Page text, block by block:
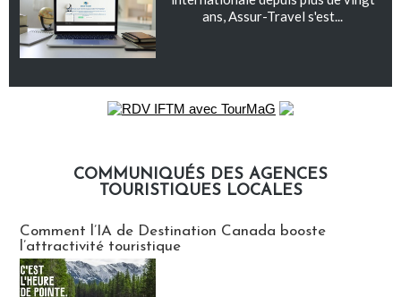
ans, Assur-Travel s'est...
COMMUNIQUÉS DES AGENCES
TOURISTIQUES LOCALES
Comment l’IA de Destination Canada booste
l’attractivité touristique